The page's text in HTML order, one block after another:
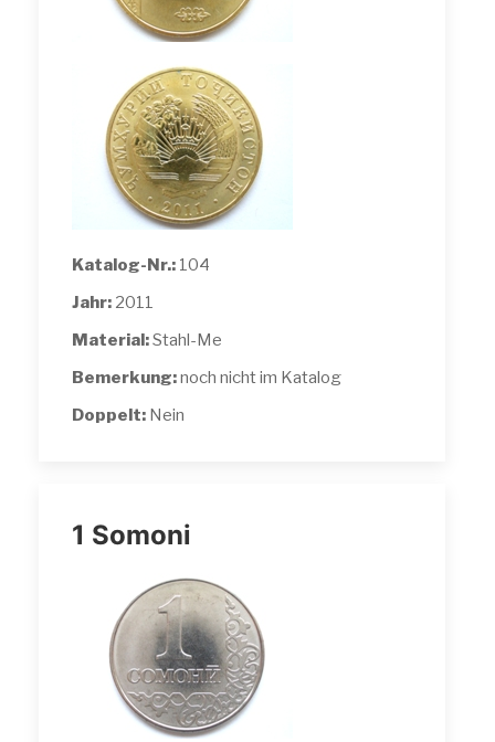
Katalog-Nr.: 104
Jahr: 2011
Material:Stahl-Me
Bemerkung:noch nicht im Katalog
Doppelt: Nein
1 Somoni